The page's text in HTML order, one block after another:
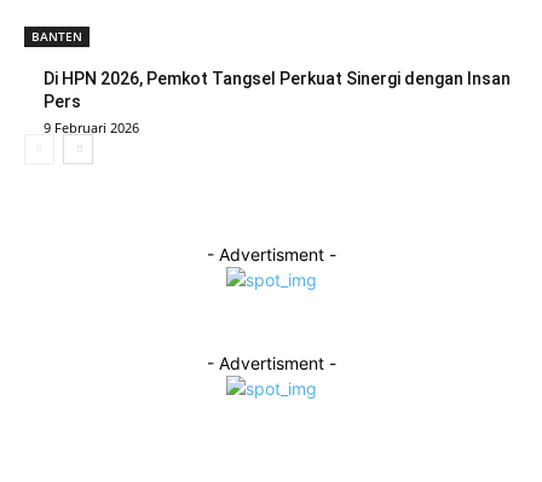
BANTEN
Di HPN 2026, Pemkot Tangsel Perkuat Sinergi dengan Insan
Pers
9 Februari 2026
- Advertisment -
- Advertisment -